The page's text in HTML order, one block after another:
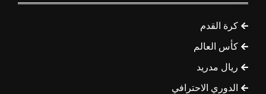
كرة القدم
كأس العالم
ريال مدريد
الدوري الاحترافي